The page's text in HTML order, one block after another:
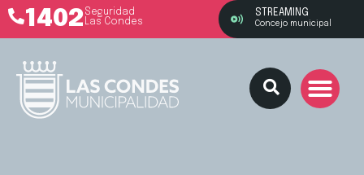
1402 Seguridad
Las Condes
STREAMING
Concejo municipal